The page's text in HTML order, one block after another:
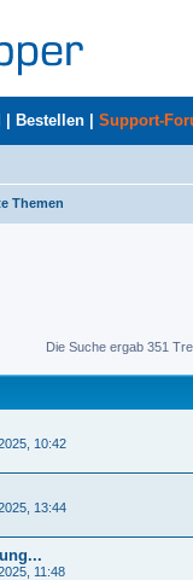
Bestellen Support-
Themen
Die Suche ergab 351
10:42
13:44
11:48